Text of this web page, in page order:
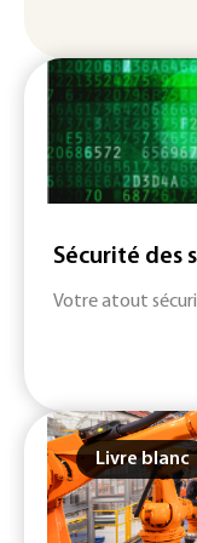
Sécurité des
Votre atout
Livre blanc